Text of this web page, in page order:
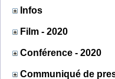
Infos
Film - 2020
Conférence - 2020
Communiqué de